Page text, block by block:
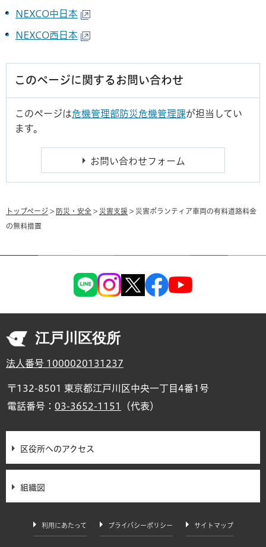
NEXCO中日本
NEXCO西日本
このページに関するお問い合わせ
このページは危機管理部防災危機管理課が担当してい
ます。
トップページ > 防災・安全 > 災害支援 > 災害ボランティア車両の有料道路料金
の無料措置
江戸川区役所
法人番号 1000020131237
〒132-8501 東京都江戸川区中央一丁目4番1号
電話番号： 03-3652-1151 （代表）
区役所へのアクセス
組織図
利用にあたって プライバシーポリシー サイトマップ